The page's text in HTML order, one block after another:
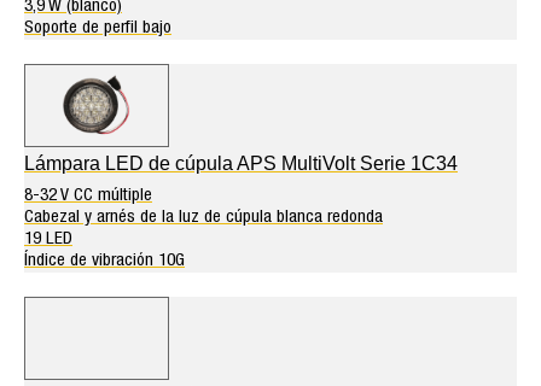
3,9 W (blanco)
Soporte de perfil bajo
Lámpara LED de cúpula APS MultiVolt Serie 1C34
8-32 V CC múltiple
Cabezal y arnés de la luz de cúpula blanca redonda
19 LED
Índice de vibración 10G